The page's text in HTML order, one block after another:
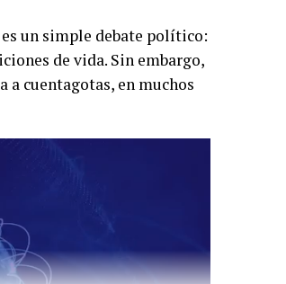
es un simple debate político:
de vida. Sin embargo,
a cuentagotas, en muchos